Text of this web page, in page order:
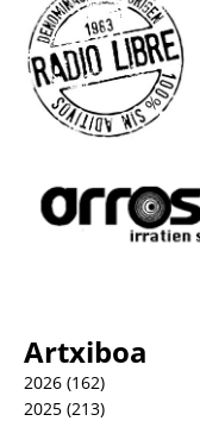
Artxiboa
2026 (162)
2025 (213)